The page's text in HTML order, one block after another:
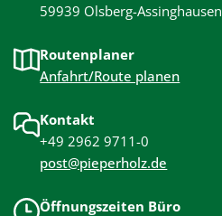
59939 Olsberg-Assinghausen
Routenplaner
Anfahrt/Route planen
Kontakt
+49 2962 9711-0
post@pieperholz.de
Öffnungszeiten Büro